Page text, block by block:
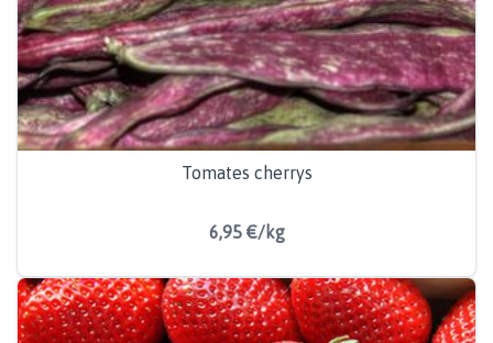
Tomates cherrys
6,95 €/kg